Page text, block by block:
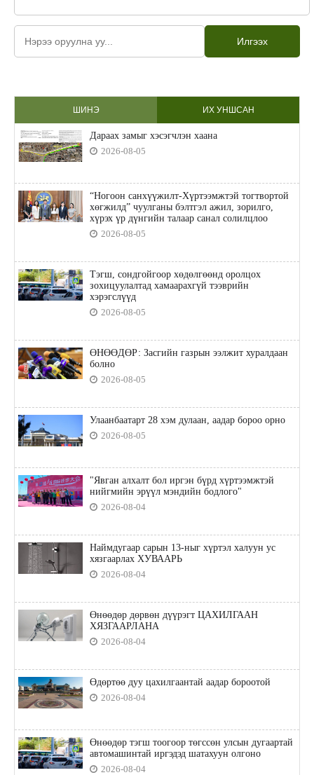
Илгээх
ШИНЭ ИХ УНШСАН
Дараах замыг хэсэгчлэн хаана
2026-08-05
“Ногоон санхүүжилт-Хүртээмжтэй тогтвортой
хөгжилд” чуулганы бэлтгэл ажил, зорилго,
хүрэх үр дүнгийн талаар санал солилцлоо
2026-08-05
Тэгш, сондгойгоор хөдөлгөөнд оролцох
зохицуулалтад хамаарахгүй тээврийн
хэрэгслүүд
2026-08-05
ӨНӨӨДӨР: Засгийн газрын ээлжит хуралдаан
болно
2026-08-05
Улаанбаатарт 28 хэм дулаан, аадар бороо орно
2026-08-05
"Явган алхалт бол иргэн бүрд хүртээмжтэй
нийгмийн эрүүл мэндийн бодлого"
2026-08-04
Наймдугаар сарын 13-ныг хүртэл халуун ус
хязгаарлах ХУВААРЬ
2026-08-04
Өнөөдөр дөрвөн дүүрэгт ЦАХИЛГААН
ХЯЗГААРЛАНА
2026-08-04
Өдөртөө дуу цахилгаантай аадар бороотой
2026-08-04
Өнөөдөр тэгш тоогоор төгссөн улсын дугаартай
автомашинтай иргэдэд шатахуун олгоно
2026-08-04